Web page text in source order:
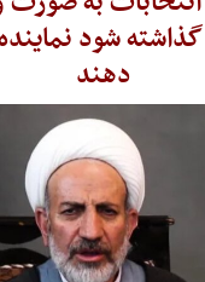
شود
دهند